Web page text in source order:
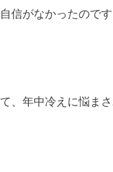
信がなかったのです
、年中冷えに悩ま